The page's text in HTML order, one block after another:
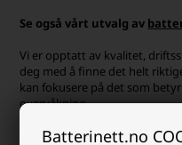
Batterinett.no
Se også vårt utvalg av
Vi er opptatt av kvalitet,
deg med å finne det helt
kan fokusere på det som
overvåkning.
Har du bruk for ro i sinnet